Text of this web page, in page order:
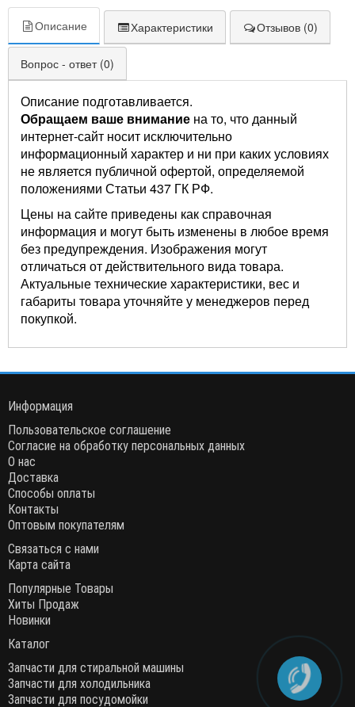
Описание Характеристики Отзывов (0)
Вопрос - ответ (0)
Описание подготавливается.
Обращаем ваше внимание на то, что данный
интернет-сайт носит исключительно
информационный характер и ни при каких условиях
не является публичной офертой, определяемой
положениями Статьи 437 ГК РФ.
Цены на сайте приведены как справочная
информация и могут быть изменены в любое время
без предупреждения. Изображения могут
отличаться от действительного вида товара.
Актуальные технические характеристики, вес и
габариты товара уточняйте у менеджеров перед
покупкой.
Информация
Пользовательское соглашение
Согласие на обработку персональных данных
О нас
Доставка
Способы оплаты
Контакты
Оптовым покупателям
Связаться с нами
Карта сайта
Популярные Товары
Хиты Продаж
Новинки
Каталог
Запчасти для стиральной машины
Запчасти для холодильника
Запчасти для посудомойки